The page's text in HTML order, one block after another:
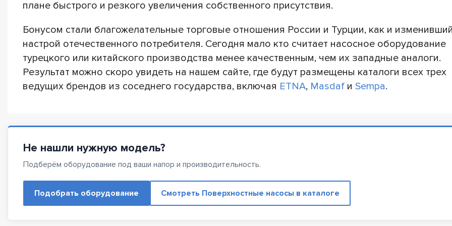
плане быстрого и резкого увеличения собственного присутствия.
Бонусом стали благожелательные торговые отношения России и Турции, как и
настрой отечественного потребителя. Сегодня мало кто считает насосное оборудование
турецкого или китайского производства менее качественным, чем их западные аналоги.
Результат можно скоро увидеть на нашем сайте, где будут размещены каталоги всех трех
ведущих брендов из соседнего государства, включая ETNA, Masdaf и Sempa.
Не нашли нужную модель?
Подберём оборудование под ваши напор и производительность.
Подобрать оборудование Смотреть Поверхностные насосы в каталоге